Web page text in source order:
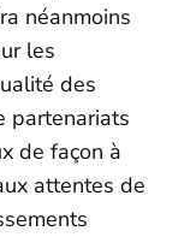
néanmoins
les
des
partenariats
de façon à
attentes de